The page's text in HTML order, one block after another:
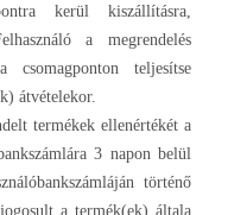
kerül kiszállításra,
a megrendelés
teljesítse
átvételekor.
termékek ellenértékét a
3 napon belül
történő
a termék(ek) általa